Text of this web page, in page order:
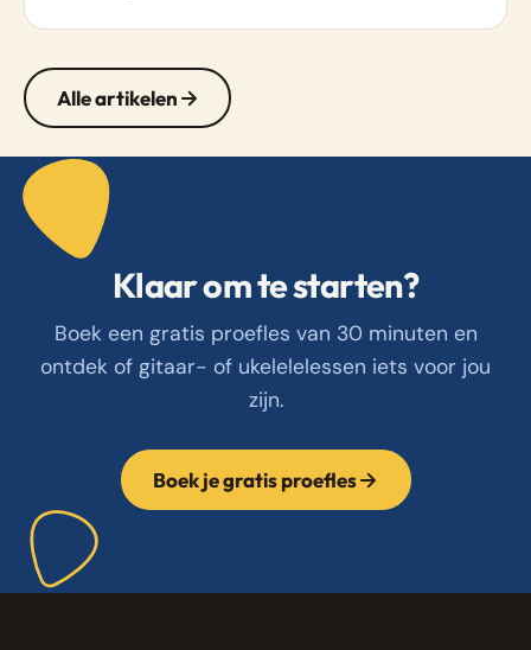
Alle artikelen
Klaar om te starten?
Boek een gratis proefles van 30 minuten en
ontdek of gitaar- of ukelelelessen iets voor jou
zijn.
Boek je gratis proefles